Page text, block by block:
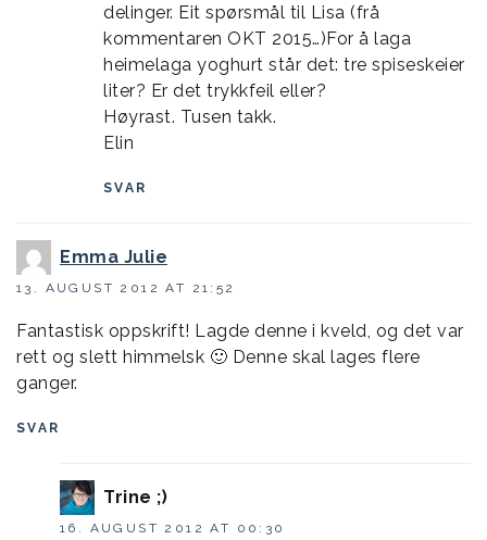
delinger. Eit spørsmål til Lisa (frå
kommentaren OKT 2015…)For å laga
heimelaga yoghurt står det: tre spiseskeier
liter? Er det trykkfeil eller?
Høyrast. Tusen takk.
Elin
SVAR
Emma Julie
13. AUGUST 2012 AT 21:52
Fantastisk oppskrift! Lagde denne i kveld, og det var
rett og slett himmelsk 🙂 Denne skal lages flere
ganger.
SVAR
Trine ;)
16. AUGUST 2012 AT 00:30